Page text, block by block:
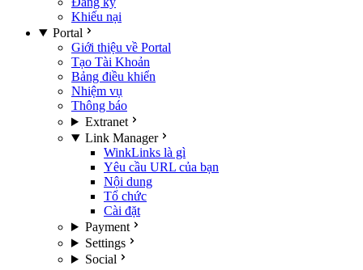
Khiếu nại
Portal
Giới thiệu về Portal
Tạo Tài Khoản
Bảng điều khiển
Nhiệm vụ
Thông báo
Extranet
Link Manager
WinkLinks là gì
Yêu cầu URL của bạn
Nội dung
Tổ chức
Cài đặt
Payment
Settings
Social